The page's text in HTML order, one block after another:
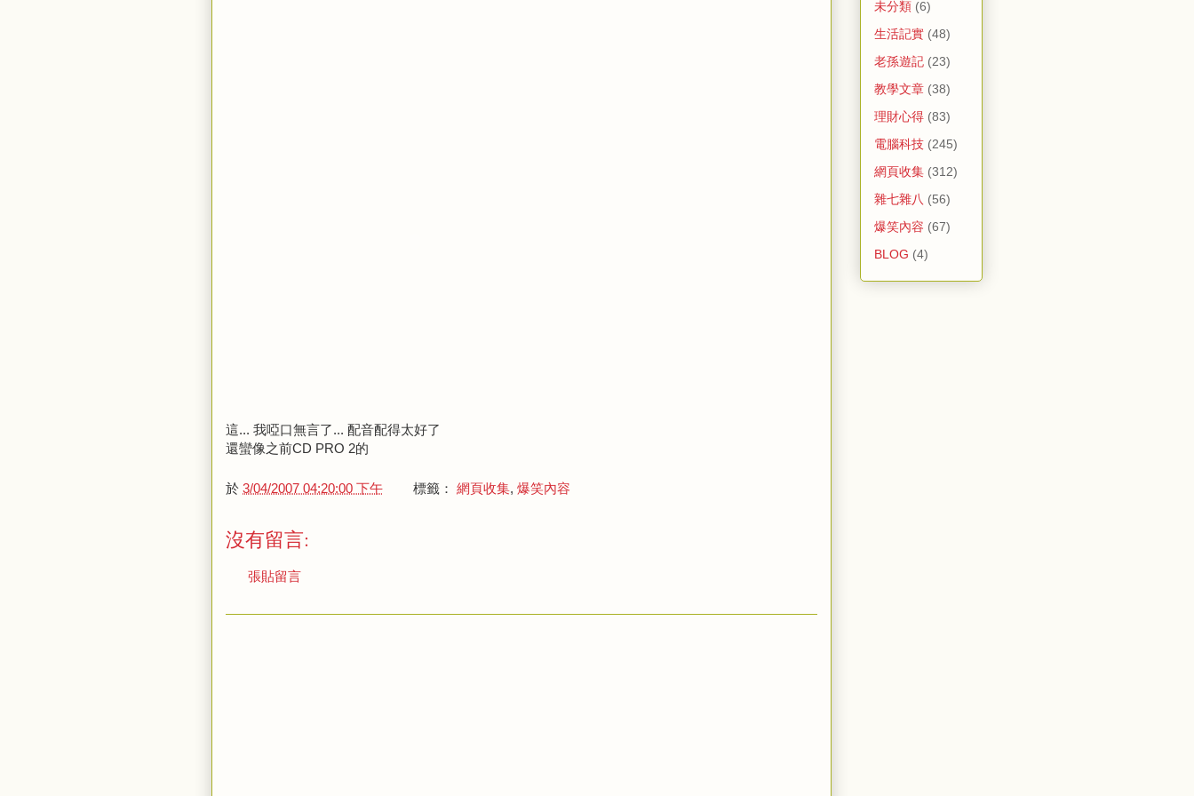
這... 我啞口無言了... 配音配得太好了
還蠻像之前CD PRO 2的
於 3/04/2007 04:20:00 下午 標籤： 網頁收集, 爆笑內容
沒有留言:
張貼留言
未分類 (6)
生活記實 (48)
老孫遊記 (23)
教學文章 (38)
理財心得 (83)
電腦科技 (245)
網頁收集 (312)
雜七雜八 (56)
爆笑內容 (67)
BLOG (4)